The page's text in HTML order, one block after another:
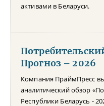
активами в Беларуси.
Прогноз – 2026
Компания ПраймПресс
аналитический обзор
Республики Беларусь -